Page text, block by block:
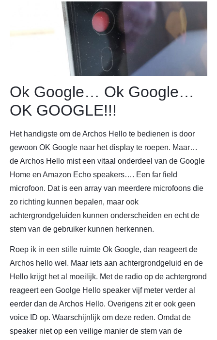
Ok Google… Ok Google…
OK GOOGLE!!!
Het handigste om de Archos Hello te bedienen is door
gewoon OK Google naar het display te roepen. Maar…
de Archos Hello mist een vitaal onderdeel van de Google
Home en Amazon Echo speakers…. Een far field
microfoon. Dat is een array van meerdere microfoons die
zo richting kunnen bepalen, maar ook
achtergrondgeluiden kunnen onderscheiden en echt de
stem van de gebruiker kunnen herkennen.
Roep ik in een stille ruimte Ok Google, dan reageert de
Archos hello wel. Maar iets aan achtergrondgeluid en de
Hello krijgt het al moeilijk. Met de radio op de achtergrond
reageert een Goolge Hello speaker vijf meter verder al
eerder dan de Archos Hello. Overigens zit er ook geen
voice ID op. Waarschijnlijk om deze reden. Omdat de
speaker niet op een veilige manier de stem van de